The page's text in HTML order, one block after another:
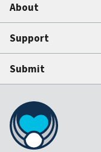
About
Support
Submit